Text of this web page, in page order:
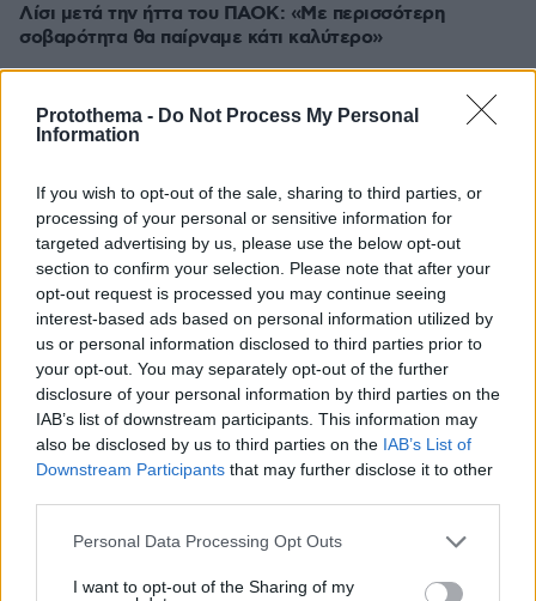
Protothema - Do Not Process My Personal
Information
If you wish to opt-out of the sale, sharing to third parties, or
processing of your personal or sensitive information for
targeted advertising by us, please use the below opt-out
section to confirm your selection. Please note that after your
opt-out request is processed you may continue seeing
interest-based ads based on personal information utilized by
us or personal information disclosed to third parties prior to
your opt-out. You may separately opt-out of the further
disclosure of your personal information by third parties on the
IAB’s list of downstream participants. This information may
also be disclosed by us to third parties on the IAB’s List of
Downstream Participants that may further disclose it to other
Please note that this website/app uses one or more Google
not limited to your visit or usage behaviour. You may click to
Personal Data Processing Opt Outs
I want to opt-out of the Sharing of my
Λίσι μετά την ήττα του ΠΑΟΚ: «Με περισσότερη
σοβαρότητα θα παίρναμε κάτι καλύτερο»
Βλάβη, ατύχημα ή πρόβλημα στο ταξίδι; Η κάλυψη που
πολλοί αγνοούν
07.08.2026, 00:03
Χαλαρή έξοδος για τον Κυριάκο Μητσοτάκη και τη
σύζυγό του Μαρέβα στα Χανιά, φωτογραφίες
ΔΕΙΤΕ ΟΛΕΣ ΤΙΣ ΕΙΔΗΣΕΙΣ
ΤΑ ΠΙΟ ΔΗΜΟΦΙΛΗ